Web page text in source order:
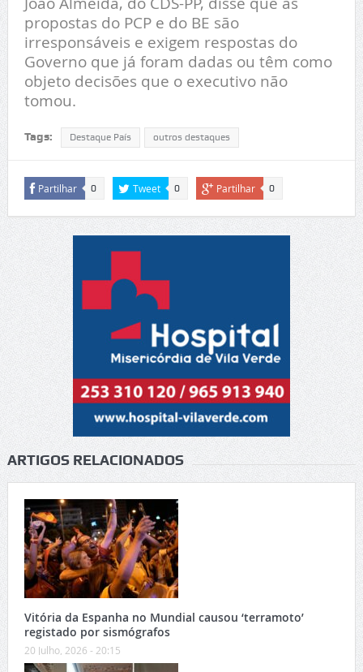
propostas do PCP e do BE são
irresponsáveis e exigem respostas do
Governo que já foram dadas ou têm como
objeto decisões que o executivo não
tomou.
Tags: Destaque País outros destaques
Partilhar 0 Tweet 0 Partilhar 0
ARTIGOS RELACIONADOS
Vitória da Espanha no Mundial causou ‘terramoto’
registado por sismógrafos
20 Julho, 2026 - 20:15